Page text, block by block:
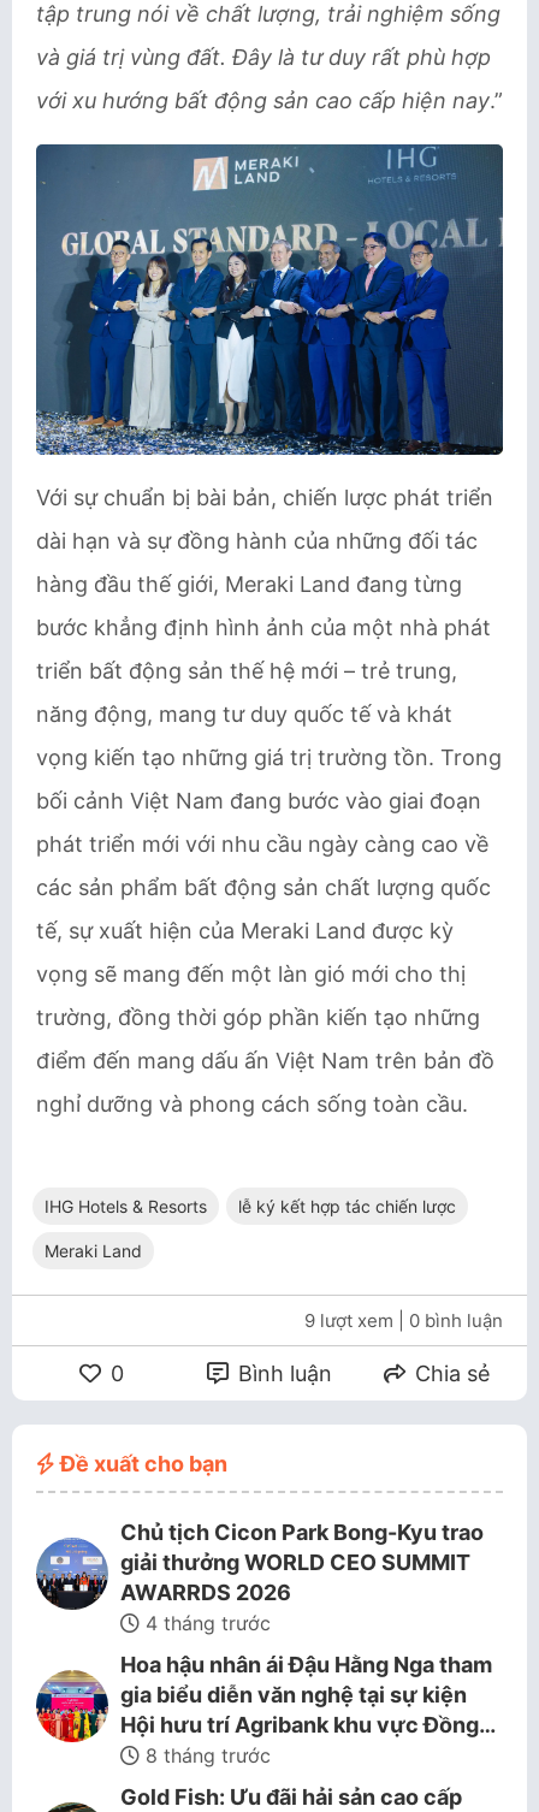
tập trung nói về chất lượng, trải nghiệm sống
và giá trị vùng đất. Đây là tư duy rất phù hợp
với xu hướng bất động sản cao cấp hiện nay.”
Với sự chuẩn bị bài bản, chiến lược phát triển
dài hạn và sự đồng hành của những đối tác
hàng đầu thế giới, Meraki Land đang từng
bước khẳng định hình ảnh của một nhà phát
triển bất động sản thế hệ mới – trẻ trung,
năng động, mang tư duy quốc tế và khát
vọng kiến tạo những giá trị trường tồn. Trong
bối cảnh Việt Nam đang bước vào giai đoạn
phát triển mới với nhu cầu ngày càng cao về
các sản phẩm bất động sản chất lượng quốc
tế, sự xuất hiện của Meraki Land được kỳ
vọng sẽ mang đến một làn gió mới cho thị
trường, đồng thời góp phần kiến tạo những
điểm đến mang dấu ấn Việt Nam trên bản đồ
nghỉ dưỡng và phong cách sống toàn cầu.
IHG Hotels & Resorts lễ ký kết hợp tác chiến lược
Meraki Land
9 lượt xem | 0 bình luận
0 Bình luận Chia sẻ
Đề xuất cho bạn
Chủ tịch Cicon Park Bong-Kyu trao
giải thưởng WORLD CEO SUMMIT
AWARRDS 2026
4 tháng trước
Hoa hậu nhân ái Đậu Hằng Nga tham
gia biểu diễn văn nghệ tại sự kiện
Hội hưu trí Agribank khu vực Đồng…
8 tháng trước
Gold Fish: Ưu đãi hải sản cao cấp